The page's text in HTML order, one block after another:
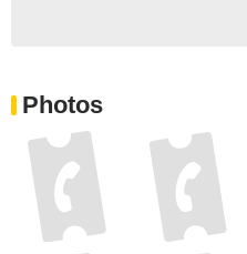
Photos